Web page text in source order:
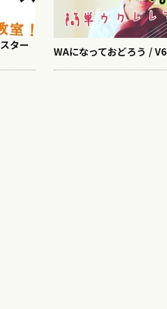
ター
WAになっておどろう / V6